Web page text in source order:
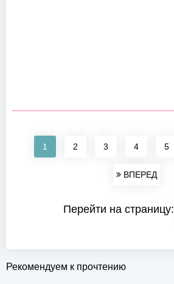
1 2 3 4 5
ВПЕРЕД
Перейти на страницу:
Рекомендуем к прочтению